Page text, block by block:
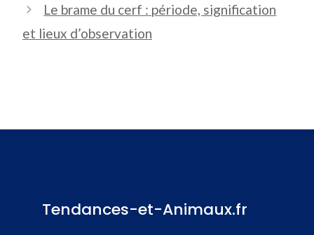
Le brame du cerf : période, signification
et lieux d’observation
Tendances-et-Animaux.fr